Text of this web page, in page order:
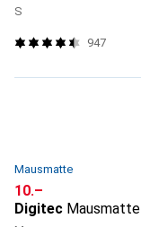
S
947
Mausmatte
CHF
10.–
Digitec Mausmatte